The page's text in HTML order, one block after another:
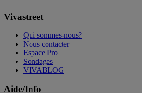
Vivastreet
Qui sommes-nous?
Nous contacter
Espace Pro
Sondages
VIVABLOG
Aide/Info